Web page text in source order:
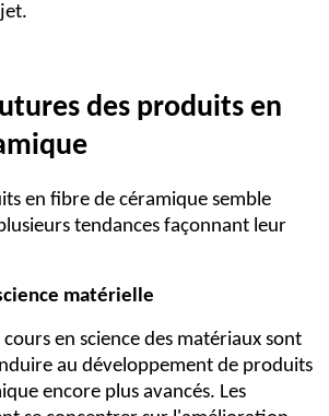
des produits en
en fibre de céramique semble
tendances façonnant leur
matérielle
cours en science des matériaux sont
au développement de produits
encore plus avancés. Les